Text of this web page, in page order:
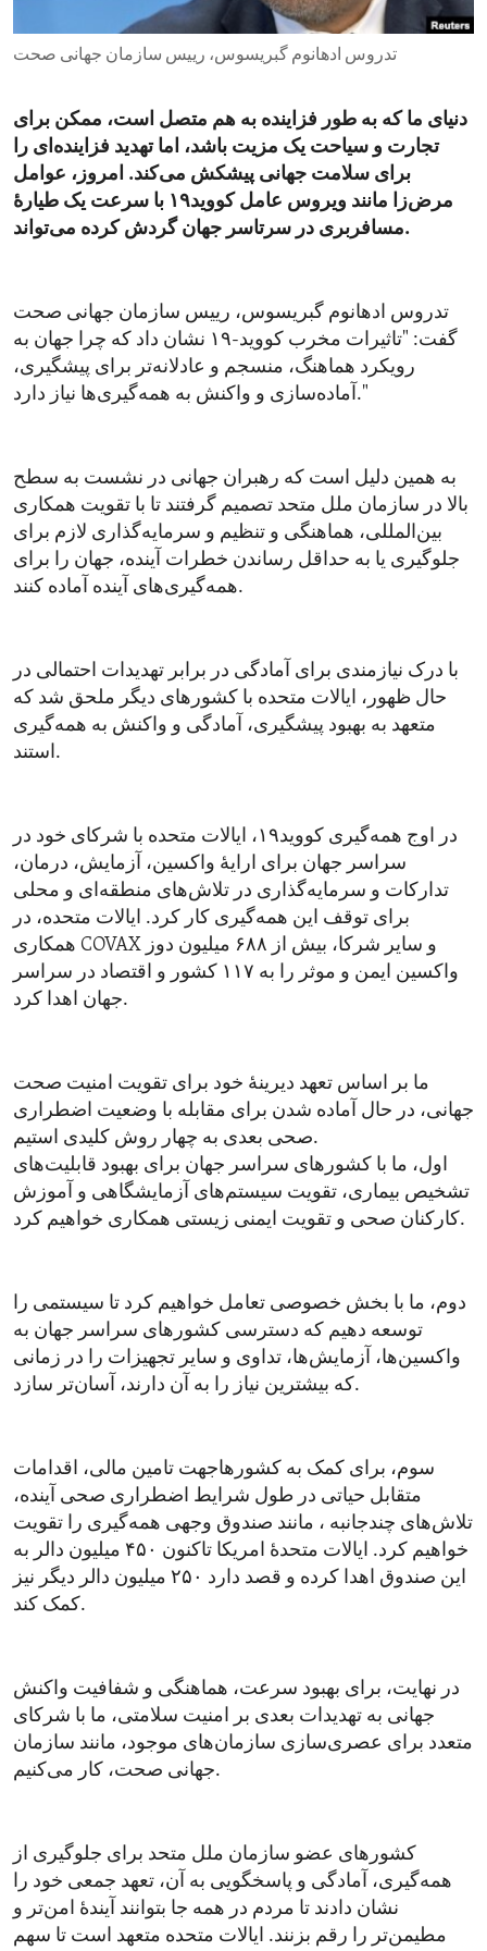
ENVIRONMENT AND HEALTH
IDEALS AND INSTITUTIONS
تدروس ادهانوم گبریسوس، رییس سازمان جهانی صحت
دنیای ما که به طور فزاینده به هم متصل است، ممکن برای
تجارت و سیاحت یک مزیت باشد، اما تهدید فزاینده‌ای را
برای سلامت جهانی پیشکش می‌کند. امروز، عوامل
مرض‌زا مانند ویروس عامل کووید۱۹ با سرعت یک طیارۀ
مسافربری در سرتاسر جهان گردش کرده می‌تواند.
تدروس ادهانوم گبریسوس، رییس سازمان جهانی صحت
گفت: "تاثیرات مخرب کووید-۱۹ نشان داد که چرا جهان به
رویکرد هماهنگ، منسجم و عادلانه‌تر برای پیشگیری،
آماده‌سازی و واکنش به همه‌گیری‌ها نیاز دارد."
به همین دلیل است که رهبران جهانی در نشست به سطح
بالا در سازمان ملل متحد تصمیم گرفتند تا با تقویت همکاری
بین‌المللی، هماهنگی و تنظیم و سرمایه‌گذاری لازم برای
جلوگیری یا به حداقل رساندن خطرات آینده، جهان را برای
همه‌گیری‌های آینده آماده کنند.
با درک نیازمندی برای آمادگی در برابر تهدیدات احتمالی در
حال ظهور، ایالات متحده با کشورهای دیگر ملحق شد که
متعهد به بهبود پیشگیری، آمادگی و واکنش به همه‌گیری
استند.
در اوج همه‌گیری کووید۱۹، ایالات متحده با شرکای خود در
سراسر جهان برای ارایۀ واکسین، آزمایش، درمان،
تدارکات و سرمایه‌گذاری در تلاش‌های منطقه‌ای و محلی
برای توقف این همه‌گیری کار کرد. ایالات متحده، در
همکاری COVAX و سایر شرکا، بیش از ۶۸۸ میلیون دوز
واکسین ایمن و موثر را به ۱۱۷ کشور و اقتصاد در سراسر
جهان اهدا کرد.
ما بر اساس تعهد دیرینۀ خود برای تقویت امنیت صحت
جهانی، در حال آماده شدن برای مقابله با وضعیت اضطراری
صحی بعدی به چهار روش کلیدی استیم.
اول، ما با کشورهای سراسر جهان برای بهبود قابلیت‌های
تشخیص بیماری، تقویت سیستم‌های آزمایشگاهی و آموزش
کارکنان صحی و تقویت ایمنی زیستی همکاری خواهیم کرد.
دوم، ما با بخش خصوصی تعامل خواهیم کرد تا سیستمی را
توسعه دهیم که دسترسی کشورهای سراسر جهان به
واکسین‌ها، آزمایش‌ها، تداوی و سایر تجهیزات را در زمانی
که بیشترین نیاز را به آن دارند، آسان‌تر سازد.
سوم، برای کمک به کشورهاجهت تامین مالی، اقدامات
متقابل حیاتی در طول شرایط اضطراری صحی آینده،
تلاش‌های چندجانبه ، مانند صندوق وجهی همه‌گیری را تقویت
خواهیم کرد. ایالات متحدۀ امریکا تاکنون ۴۵۰ میلیون دالر به
این صندوق اهدا کرده و قصد دارد ۲۵۰ میلیون دالر دیگر نیز
کمک کند.
در نهایت، برای بهبود سرعت، هماهنگی و شفافیت واکنش
جهانی به تهدیدات بعدی بر امنیت سلامتی، ما با شرکای
متعدد برای عصری‌سازی سازمان‌های موجود، مانند سازمان
جهانی صحت، کار می‌کنیم.
کشورهای عضو سازمان ملل متحد برای جلوگیری از
همه‌گیری، آمادگی و پاسخگویی به آن، تعهد جمعی خود را
نشان دادند تا مردم در همه جا بتوانند آیندۀ امن‌تر و
مطیمن‌تر را رقم بزنند. ایالات متحده متعهد است تا سهم